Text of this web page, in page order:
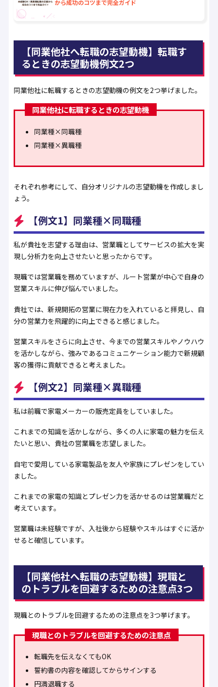
から成功のコツまで完全ガイド
【同業他社へ転職の志望動機】転職す
るときの志望動機例文2つ
同業他社に転職するときの志望動機の例文を2つ挙げました。
同業他社に転職するときの志望動機
同業種×同職種
同業種×異職種
それぞれ参考にして、自分オリジナルの志望動機を作成しまし
ょう。
【例文1】同業種×同職種
私が貴社を志望する理由は、営業職としてサービスの拡大を実
現し分析力を向上させたいと思ったからです。
現職では営業職を務めていますが、ルート営業が中心で自身の
営業スキルに伸び悩んでいました。
貴社では、新規開拓の営業に現在力を入れていると拝見し、自
分の営業力を飛躍的に向上できると感じました。
営業スキルをさらに向上させ、今までの営業スキルやノウハウ
を活かしながら、強みであるコミュニケーション能力で新規顧
客の獲得に貢献できると考えました。
【例文2】同業種×異職種
私は前職で家電メーカーの販売定員をしていました。
これまでの知識を活かしながら、多くの人に家電の魅力を伝え
たいと思い、貴社の営業職を志望しました。
自宅で愛用している家電製品を友人や家族にプレゼンをしてい
ました。
これまでの家電の知識とプレゼン力を活かせるのは営業職だと
考えています。
営業職は未経験ですが、入社後から経験やスキルはすぐに活か
せると確信しています。
【同業他社へ転職の志望動機】現職と
のトラブルを回避するための注意点3つ
現職とのトラブルを回避するための注意点を3つ挙げます。
現職とのトラブルを回避するための注意点
転職先を伝えなくてもOK
誓約書の内容を確認してからサインする
円満退職する